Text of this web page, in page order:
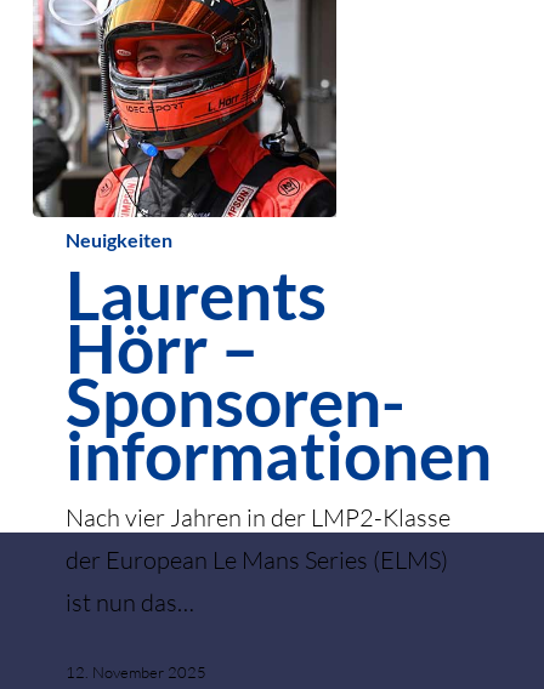
Laurents
Hörr
Sponsoren­
informationen
Neuigkeiten
Laurents
Hörr –
Sponsoren­
informationen
Nach vier Jahren in der LMP2-Klasse
der European Le Mans Series (ELMS)
ist nun das…
12. November 2025